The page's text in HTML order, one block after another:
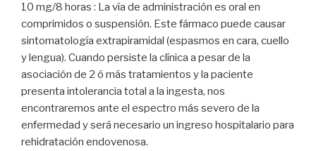
10 mg/8 horas : La vía de administración es oral en
comprimidos o suspensión. Este fármaco puede causar
sintomatología extrapiramidal (espasmos en cara, cuello
y lengua). Cuando persiste la clínica a pesar de la
asociación de 2 ó más tratamientos y la paciente
presenta intolerancia total a la ingesta, nos
encontraremos ante el espectro más severo de la
enfermedad y será necesario un ingreso hospitalario para
rehidratación endovenosa.